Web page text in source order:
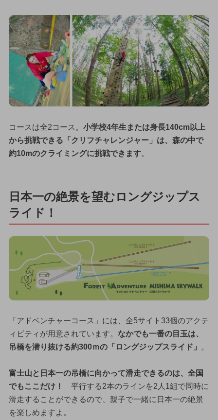
コースは全2コース。 小学校4年生または身長140cm以上
から挑戦できる「クリフチャレンジャー」は、森の中で
約10mのクライミングに挑戦できます。
日本一の絶景を望むロングジップス
ライド！
「アドベンチャーコース」には、全5サイト33個のアクテ
ィビティが用意されています。 なかでも一番の目玉は、
吊橋を潜り抜ける約300ｍの「ロングジップスライド」
。
富士山と日本一の吊橋に向かって滑走できるのは、全国
でもここだけ！
平行する2本のラインを2人1組で同時に
滑走することができるので、親子で一緒に日本一の絶景
を楽しめますよ。